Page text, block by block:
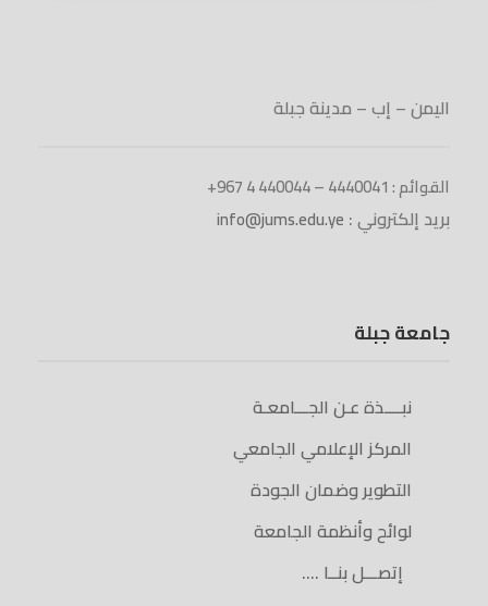
اليمن – إب – مدينة جبلة
القوائم : 4440041 – 440044 4 967+
بريد إلكتروني : info@jums.edu.ye
جامعة جبلة
نبــــذة عـن الجـــامعـة
المركز الإعلامي الجامعي
التطوير وضمان الجودة
لوائح وأنظمة الجامعة
إتصـــل بنــا ….